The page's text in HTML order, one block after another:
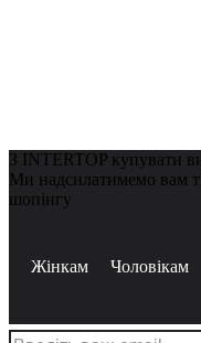
З INTERTOP купувати
Ми надсилатимемо вам
шопінгу
Жінкам Чоловікам